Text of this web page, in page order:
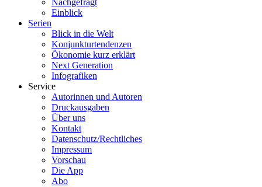
Nachgefragt
Einblick
Serien
Blick in die Welt
Konjunkturtendenzen
Ökonomie kurz erklärt
Next Generation
Infografiken
Service
Autorinnen und Autoren
Druckausgaben
Über uns
Kontakt
Datenschutz/Rechtliches
Impressum
Vorschau
Die App
Abo